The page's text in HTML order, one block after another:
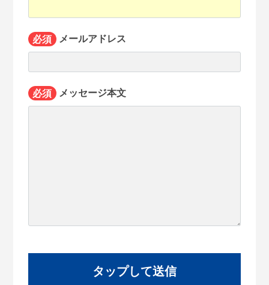
必須 メールアドレス
必須 メッセージ本文